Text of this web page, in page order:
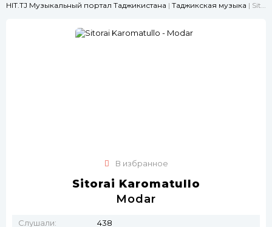
HIT.TJ Музыкальный портал Таджикистана | Таджикская музыка | Sitorai Karomatullo - Modar
В избранное
Sitorai Karomatullo
Modar
Слушали:
438